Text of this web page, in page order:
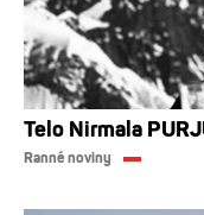
Telo Nirmala
Ranné noviny